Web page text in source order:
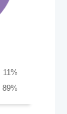
%
11
%
89